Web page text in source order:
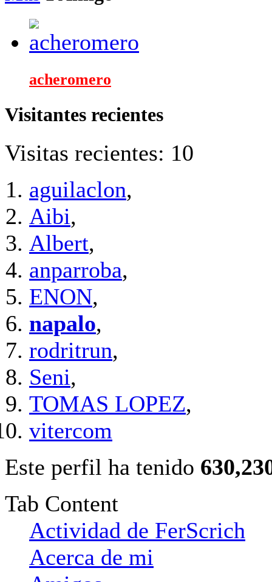
acheromero
Visitantes recientes
Visitas recientes: 10
aguilaclon,
Aibi,
Albert,
anparroba,
ENON,
napalo,
rodritrun,
Seni,
TOMAS LOPEZ,
vitercom
Este perfil ha tenido
Tab Content
Actividad de FerScrich
Acerca de mi